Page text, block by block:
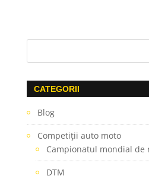
CATEGORII
Blog
Competiţii auto moto
Campionatul mondial de
DTM